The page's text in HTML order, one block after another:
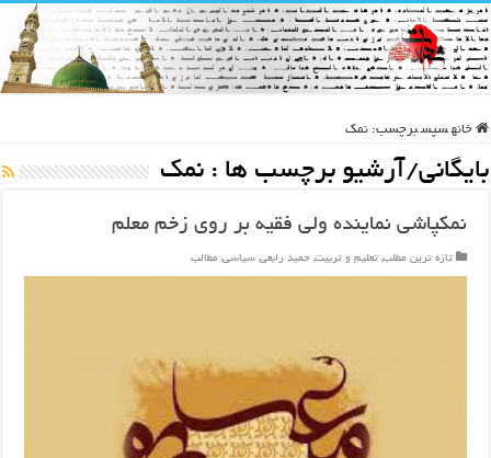
خانه سپس برچسب: نمک
بایگانی/آرشیو برچسب ها : نمک
نمکپاشی نماینده ولی فقیه بر روی زخم معلم
تازه ترین مطلب, تعلیم و تربیت, حمید رابعی, سیاسی, مطالب